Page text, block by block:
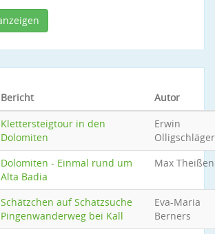
Bericht
Autor
Klettersteigtour in den
Dolomiten
Erwin
Olligschläger
Dolomiten - Einmal rund um
Alta Badia
Max Theißen
Schätzchen auf Schatzsuche
Pingenwanderweg bei Kall
Eva-Maria
Berners